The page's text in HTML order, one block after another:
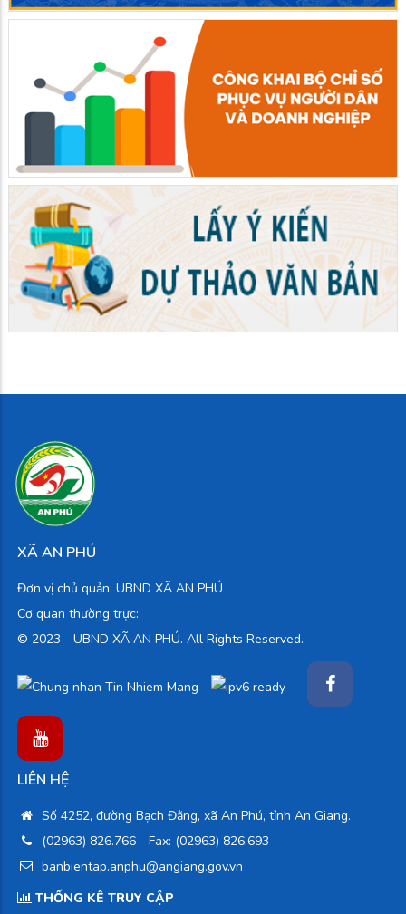
XÃ AN PHÚ
Đơn vị chủ quản: UBND XÃ AN PHÚ
Cơ quan thường trực:
© 2023 - UBND XÃ AN PHÚ. All Rights Reserved.
LIÊN HỆ
Số 4252, đường Bạch Đằng, xã An Phú, tỉnh An Giang.
(02963) 826.766 - Fax: (02963) 826.693
banbientap.anphu@angiang.gov.vn
THỐNG KÊ TRUY CẬP